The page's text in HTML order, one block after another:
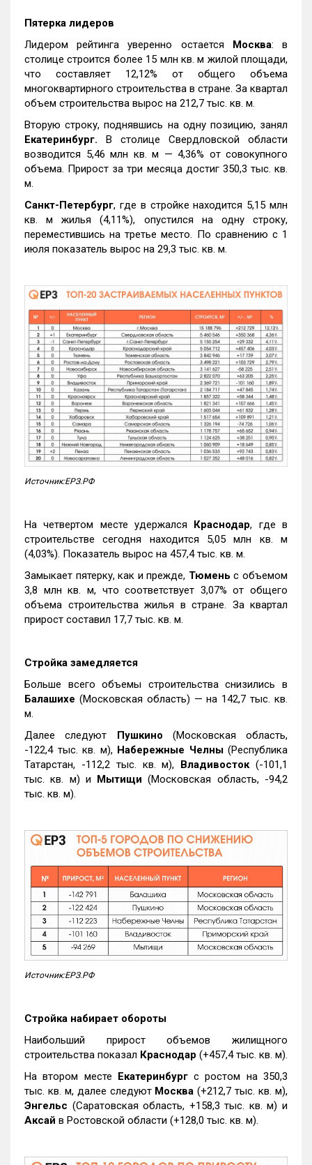
Пятерка лидеров
Лидером рейтинга уверенно остается Москва: в
столице строится более 15 млн кв. м жилой площади,
что составляет 12,12% от общего объема
многоквартирного строительства в стране. За квартал
объем строительства вырос на 212,7 тыс. кв. м.
Вторую строку, поднявшись на одну позицию, занял
Екатеринбург. В столице Свердловской области
возводится 5,46 млн кв. м — 4,36% от совокупного
объема. Прирост за три месяца достиг 350,3 тыс. кв.
м.
Санкт-Петербург, где в стройке находится 5,15 млн
кв. м жилья (4,11%), опустился на одну строку,
переместившись на третье место. По сравнению с 1
июля показатель вырос на 29,3 тыс. кв. м.
Источник:ЕРЗ.РФ
На четвертом месте удержался Краснодар, где в
строительстве сегодня находится 5,05 млн кв. м
(4,03%). Показатель вырос на 457,4 тыс. кв. м.
Замыкает пятерку, как и прежде, Тюмень с объемом
3,8 млн кв. м, что соответствует 3,07% от общего
объема строительства жилья в стране. За квартал
прирост составил 17,7 тыс. кв. м.
Стройка замедляется
Больше всего объемы строительства снизились в
Балашихе (Московская область) — на 142,7 тыс. кв.
м.
Далее следуют Пушкино (Московская область,
-122,4 тыс. кв. м), Набережные Челны(Республика
Татарстан, -112,2 тыс. кв. м), Владивосток(-101,1
тыс. кв. м) и Мытищи (Московская область, -94,2
тыс. кв. м).
Источник:ЕРЗ.РФ
Стройка набирает обороты
Наибольший прирост объемов жилищного
строительства показал Краснодар (+457,4 тыс. кв. м).
На втором месте Екатеринбургс ростом на 350,3
тыс. кв. м, далее следуют Москва (+212,7 тыс. кв. м),
Энгельс (Саратовская область, +158,3 тыс. кв. м) и
Аксай в Ростовской области (+128,0 тыс. кв. м).